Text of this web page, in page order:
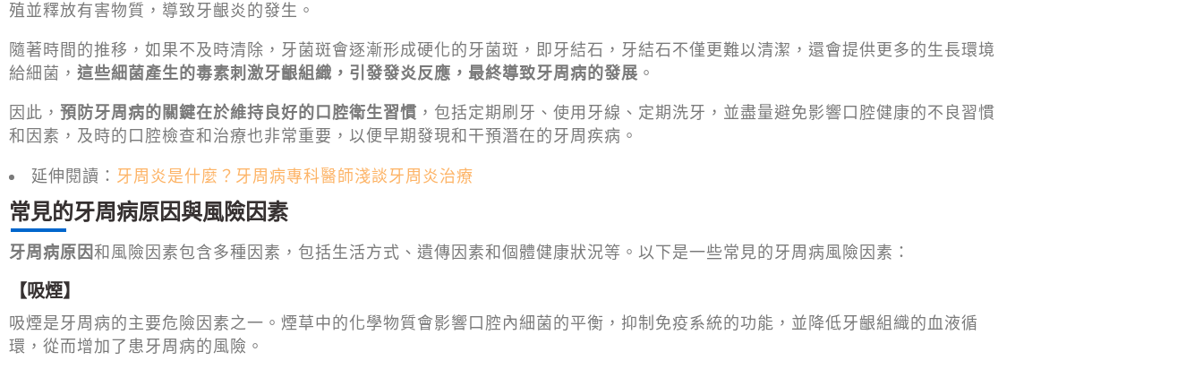
殖並釋放有害物質，導致牙齦炎的發生。
隨著時間的推移，如果不及時清除，牙菌斑會逐漸形成硬化的牙菌斑，即牙結石，牙結石不僅更難以清潔，還會提供更多的生長環境
給細菌， 這些細菌產生的毒素刺激牙齦組織，引發發炎反應，最終導致牙周病的發展 。
因此， 預防牙周病的關鍵在於維持良好的口腔衛生習慣 ，包括定期刷牙、使用牙線、定期洗牙，並盡量避免影響口腔健康的不良習慣
和因素，及時的口腔檢查和治療也非常重要，以便早期發現和干預潛在的牙周疾病。
延伸閱讀： 牙周炎是什麼？牙周病專科醫師淺談牙周炎治療
常見的牙周病原因與風險因素
牙周病原因和風險因素包含多種因素，包括生活方式、遺傳因素和個體健康狀況等。以下是一些常見的牙周病風險因素：
【吸煙】
吸煙是牙周病的主要危險因素之一。煙草中的化學物質會影響口腔內細菌的平衡，抑制免疫系統的功能，並降低牙齦組織的血液循
環，從而增加了患牙周病的風險。